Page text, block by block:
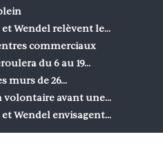
Wendel relèvent le…
commerciaux
du 6 au 19…
murs de 26…
volontaire avant une…
Wendel envisagent…